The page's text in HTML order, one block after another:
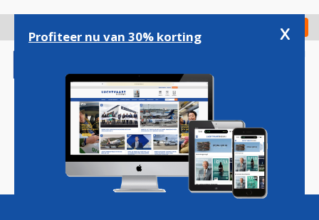
gaan
Check in
Magazine Podcasts Vacatures
Profiteer nu van 30% korting x